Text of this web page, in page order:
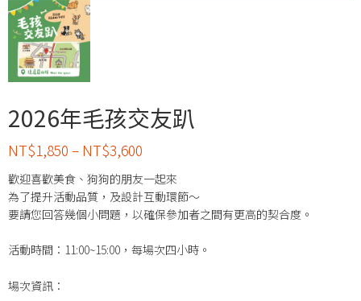
2026年毛孩交友趴
NT$1,850 – NT$3,600
歡迎喜歡美食、狗狗的朋友一起來
為了提升活動品質，及設計互動環節～
要請您回答幾個小問題，以確保參加者之間有更高的契合度。
活動時間：11:00~15:00，每場次四小時。
場次資訊：